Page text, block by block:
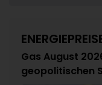
Gas August
geopolitischen